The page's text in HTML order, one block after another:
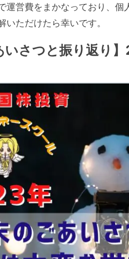
運営費をまかなっており、
いただけたら幸いです。
いさつと振り返り